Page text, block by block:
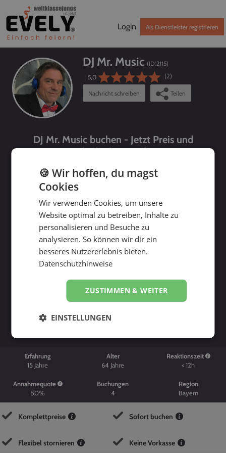
Login Als Dienstleister registrieren
DJ Mr. Music (ID:2115)
5,0
(2)
Nachricht schreiben Teilen
DJ Mr. Music buchen - Jetzt Preis und
Verfügbarkeit prüfen!
bis
Erfahrung
15 Jahre
Alter
64 Jahre
Reaktionszeit
< 12h
Annahmequote
50%
Buchungen
4
Region
Bayern
Komplettpreise Sofort buchen
Flexibel stornieren Keine Vorkasse
🍪 Wir hoffen, du magst
Cookies
Wir verwenden Cookies, um unsere
Website optimal zu betreiben, Inhalte zu
personalisieren und Besuche zu
analysieren. So können wir dir ein
besseres Nutzererlebnis bieten.
Datenschutzhinweise
ZUSTIMMEN & WEITER
EINSTELLUNGEN